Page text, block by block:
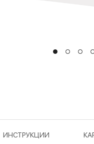
ИНСТРУКЦИИ